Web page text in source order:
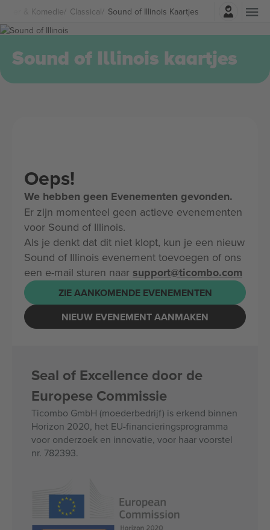
& Komedie Classical Sound of Illinois Kaartjes
Log in
Sound of Illinois kaartjes
Oeps!
We hebben geen Evenementen gevonden.
Er zijn momenteel geen actieve evenementen
voor Sound of Illinois.
Als je denkt dat dit niet klopt, kun je een nieuw
Sound of Illinois evenement toevoegen of ons
een e-mail sturen naar support@ticombo.com
ZIE AANKOMENDE EVENEMENTEN
NIEUW EVENEMENT AANMAKEN
Seal of Excellence door de
Europese Commissie
Ticombo GmbH (moederbedrijf) is erkend binnen
Horizon 2020, het EU-financieringsprogramma
voor onderzoek en innovatie, voor haar voorstel
nr. 782393.